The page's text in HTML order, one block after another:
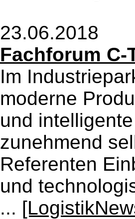
23.06.2018
Fachforum C-
Im
moderne
und
zunehmend
Referenten
und
...